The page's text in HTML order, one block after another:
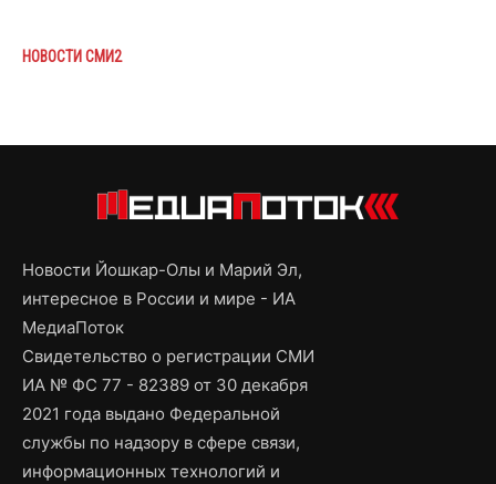
НОВОСТИ СМИ2
Новости Йошкар-Олы и Марий Эл,
интересное в России и мире - ИА
МедиаПоток
Свидетельство о регистрации СМИ
ИА № ФС 77 - 82389 от 30 декабря
2021 года выдано Федеральной
службы по надзору в сфере связи,
информационных технологий и